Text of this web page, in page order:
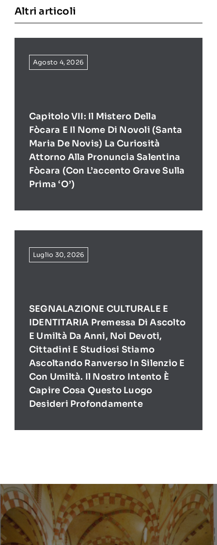
Altri articoli
Agosto 4, 2026
Capitolo VII: Il Mistero Della
Fòcara E Il Nome Di Novoli (Santa
Maria De Novis) La Curiosità
Attorno Alla Pronuncia Salentina
Fòcara (con L’accento Grave Sulla
Prima ‘O’)
Luglio 30, 2026
SEGNALAZIONE CULTURALE E
IDENTITARIA Premessa Di Ascolto
E Umiltà Da Anni, Noi Devoti,
Cittadini E Studiosi Stiamo
Ascoltando Ranverso In Silenzio E
Con Umiltà. Il Nostro Intento È
Capire Cosa Questo Luogo
Desideri Profondamente